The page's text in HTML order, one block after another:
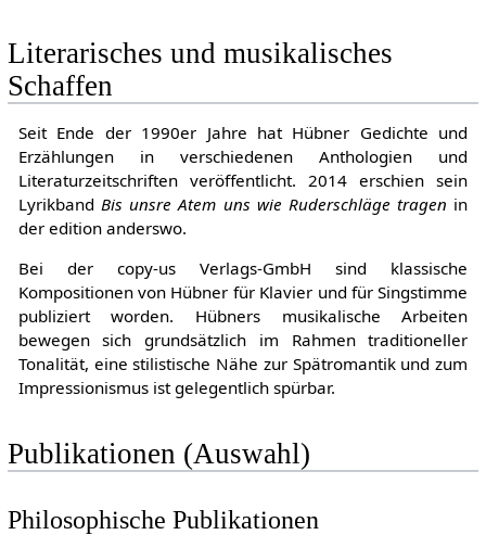
Literarisches und musikalisches
Schaffen
Seit Ende der 1990er Jahre hat Hübner Gedichte und
Erzählungen in verschiedenen Anthologien und
Literaturzeitschriften veröffentlicht. 2014 erschien sein
Lyrikband Bis unsre Atem uns wie Ruderschläge tragen in
der edition anderswo.
Bei der copy-us Verlags-GmbH sind klassische
Kompositionen von Hübner für Klavier und für Singstimme
publiziert worden. Hübners musikalische Arbeiten
bewegen sich grundsätzlich im Rahmen traditioneller
Tonalität, eine stilistische Nähe zur Spätromantik und zum
Impressionismus ist gelegentlich spürbar.
Publikationen (Auswahl)
Philosophische Publikationen